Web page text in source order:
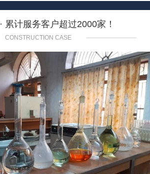
· 累计服务客户超过2000家！
CONSTRUCTION CASE